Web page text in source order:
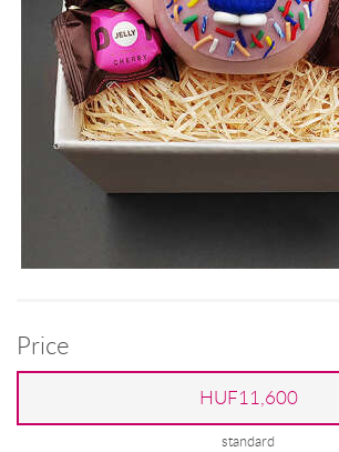
Price
HUF11,600
standard